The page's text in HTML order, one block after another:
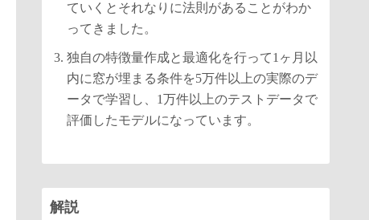
ていくとそれなりに法則があることがわか
ってきました。
独自の特徴量作成と最適化を行って1ヶ月以
内に窓が埋まる条件を5万件以上の実際のデ
ータで学習し、1万件以上のテストデータで
評価したモデルになっています。
解説